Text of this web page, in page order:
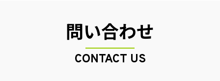
問い合わせ
CONTACT US